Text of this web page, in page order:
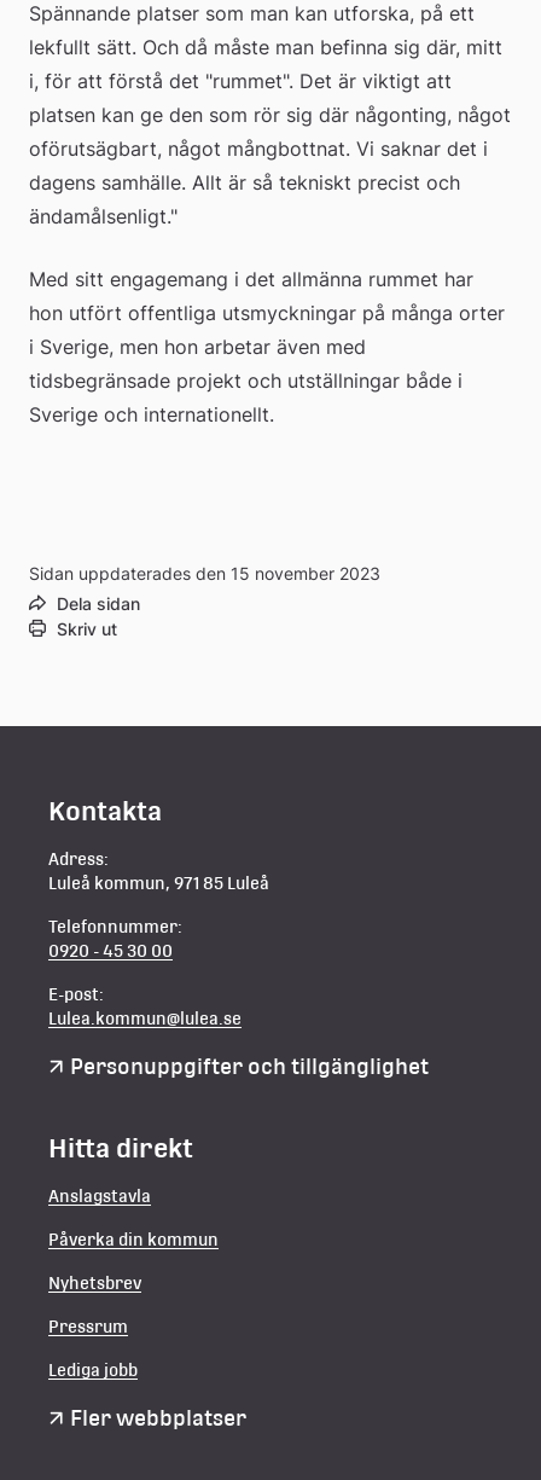
Spännande platser som man kan utforska, på ett
lekfullt sätt. Och då måste man befinna sig där, mitt
i, för att förstå det "rummet". Det är viktigt att
platsen kan ge den som rör sig där någonting, något
oförutsägbart, något mångbottnat. Vi saknar det i
dagens samhälle. Allt är så tekniskt precist och
ändamålsenligt."
Med sitt engagemang i det allmänna rummet har
hon utfört offentliga utsmyckningar på många orter
i Sverige, men hon arbetar även med
tidsbegränsade projekt och utställningar både i
Sverige och internationellt.
Sidan uppdaterades den 15 november 2023
Dela sidan
Skriv ut
Kontakta
Adress:
Luleå kommun, 971 85 Luleå
Telefonnummer:
0920 - 45 30 00
E-post:
Lulea.kommun@lulea.se
Personuppgifter och tillgänglighet
Hitta direkt
Anslagstavla
Påverka din kommun
Nyhetsbrev
Pressrum
Lediga jobb
Fler webbplatser